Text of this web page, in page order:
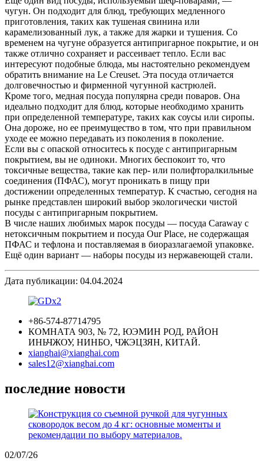
чугун. Он подходит для блюд, требующих медленного
приготовления, таких как тушеная свинина или
карамелизованный лук, а также для жарки и тушения. Со
временем на чугуне образуется антипригарное покрытие, и он
также отлично сохраняет и рассеивает тепло. Если вас
интересуют подобные блюда, мы настоятельно рекомендуем
обратить внимание на Le Creuset. Эта посуда отличается
долговечностью и фирменной чугунной кастрюлей.
Кроме того, медная посуда популярна среди поваров. Она
идеально подходит для блюд, которые необходимо хранить
при определенной температуре, таких как соусы или сиропы.
Она дороже, но ее преимущество в том, что при правильном
уходе ее можно передавать из поколения в поколение.
Если вы с опаской относитесь к посуде с антипригарным
покрытием, вы не одиноки. Многих беспокоит то, что
токсичные вещества, такие как пер- или полифторалкильные
соединения (ПФАС), могут проникать в пищу при
достижении определенных температур. К счастью, сегодня на
рынке представлен широкий выбор экологически чистой
посуды с антипригарным покрытием.
В числе наших любимых марок посуды — посуда Caraway с
нетоксичным покрытием и посуда Our Place, не содержащая
ПФАС и тефлона и поставляемая в биоразлагаемой упаковке.
Ещё один вариант — наборы посуды из нержавеющей стали.
Дата публикации: 04.04.2024
+86-574-87714795
КОМНАТА 903, № 72, ЮЭМИН РОД, РАЙОН
ИНЬЧЖОУ, НИНБО, ЧЖЭЦЗЯН, КИТАЙ.
xianghai@xianghai.com
sales12@xianghai.com
последние новости
02/07/26